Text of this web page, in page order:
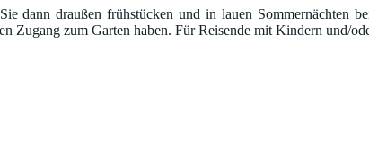
dann draußen frühstücken und in lauen Sommernächten
Zugang zum Garten haben. Für Reisende mit Kindern und/